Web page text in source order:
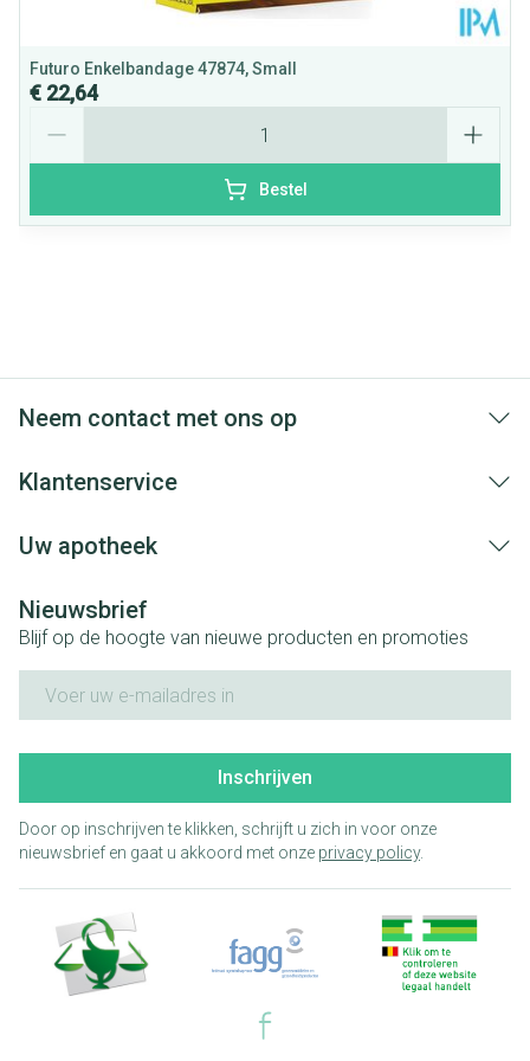
Futuro Enkelbandage 47874, Small
€ 22,64
Bestel
Neem contact met ons op
Klantenservice
Uw apotheek
Nieuwsbrief
Blijf op de hoogte van nieuwe producten en promoties
Inschrijven
Door op inschrijven te klikken, schrijft u zich in voor onze
nieuwsbrief en gaat u akkoord met onze privacy policy.